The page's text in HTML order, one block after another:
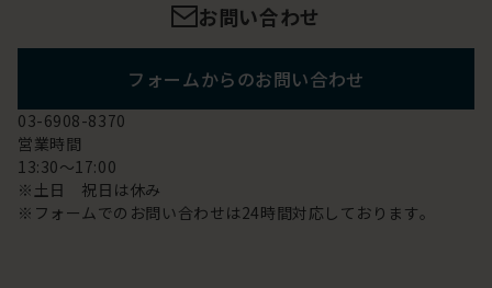
お問い合わせ
フォームからのお問い合わせ
03-6908-8370
営業時間
13:30～17:00
※土日 祝日は休み
※フォームでのお問い合わせは24時間対応しております。